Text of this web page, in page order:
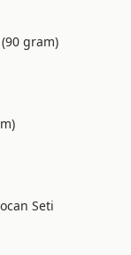
gram)
Seti